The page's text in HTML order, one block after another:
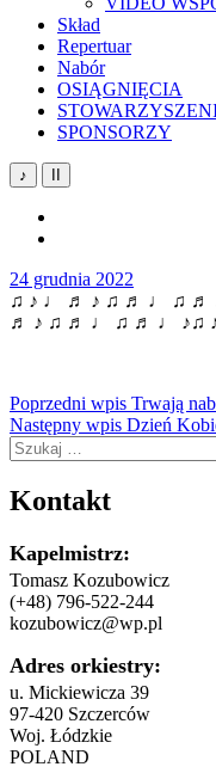
Skład
Repertuar
Nabór
OSIĄGNIĘCIA
SPONSORZY
♪
24 grudnia 2022
♫ ♪ ♩ ♬ ♪ ♫ ♬ ♩ ♫ ♬
♬ ♪ ♫ ♬ ♩ ♫ ♬ ♩ ♪♫
Nawigacja
wpisu
Poprzedni wpis Trwają
Następny wpis Dzień
Szukaj:
Kontakt
Kapelmistrz:
Tomasz Kozubowicz
(+48) 796-522-244
kozubowicz@wp.pl
Adres orkiestry:
u. Mickiewicza 39
97-420 Szczerców
Woj. Łódzkie
POLAND